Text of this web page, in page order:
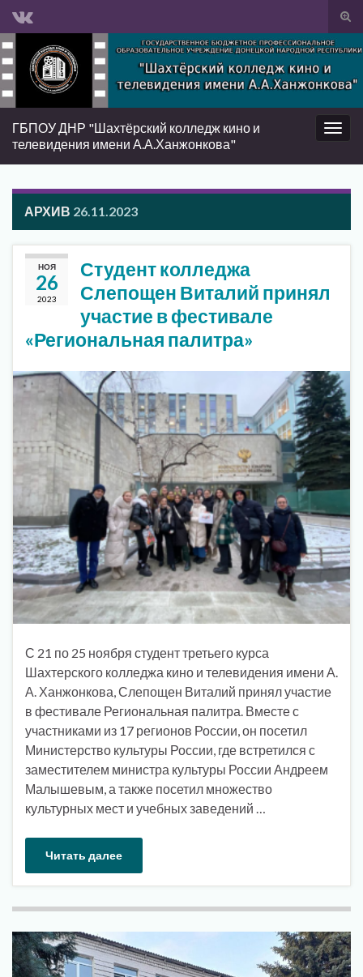
Вкл/
Search for:
Вкл/
ГБПОУ ДНР "Шахтёрский колледж кино и
телевидения имени А.А.Ханжонкова"
АРХИВ 26.11.2023
НОЯ
26
2023
Студент колледжа
Слепощен Виталий принял
участие в фестивале
«Региональная палитра»
С 21 по 25 ноября студент третьего курса
Шахтерского колледжа кино и телевидения имени А.
А. Ханжонкова, Слепощен Виталий принял участие
в фестивале Региональная палитра. Вместе с
участниками из 17 регионов России, он посетил
Министерство культуры России, где встретился с
заместителем министра культуры России Андреем
Малышевым, а также посетил множество
культурных мест и учебных заведений …
Читать далее